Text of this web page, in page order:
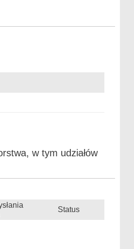
w tym udziałów
Status